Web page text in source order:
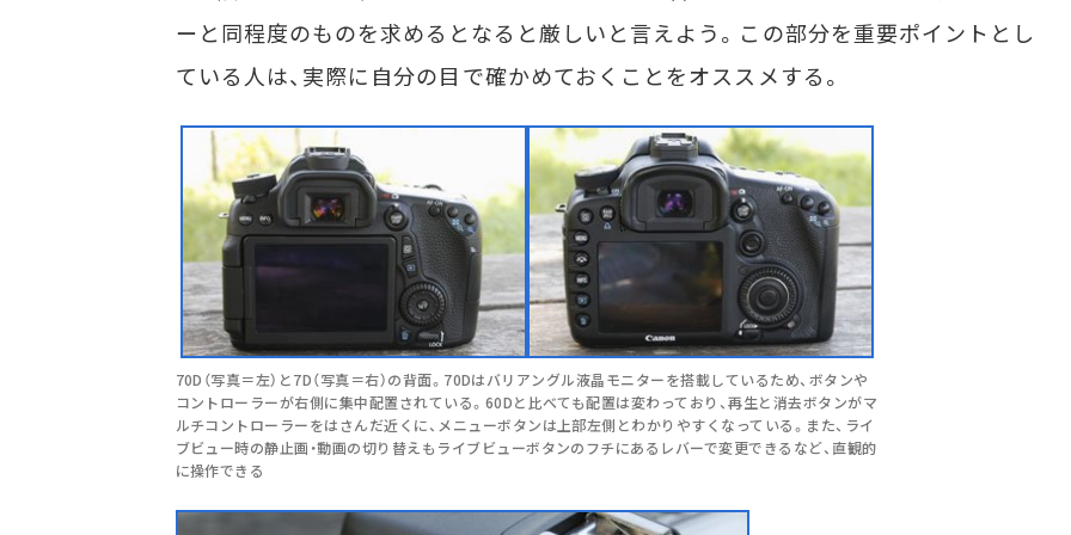
ーと同程度のものを求めるとなると厳しいと言えよう。この部分を重要ポイントとし
ている人は、実際に自分の目で確かめておくことをオススメする。
70D（写真＝左）と7D（写真＝右）の背面。70Dはバリアングル液晶モニターを搭載しているため、ボタンや
コントローラーが右側に集中配置されている。60Dと比べても配置は変わっており、再生と消去ボタンがマ
ルチコントローラーをはさんだ近くに、メニューボタンは上部左側とわかりやすくなっている。また、ライ
ブビュー時の静止画・動画の切り替えもライブビューボタンのフチにあるレバーで変更できるなど、直観的
に操作できる